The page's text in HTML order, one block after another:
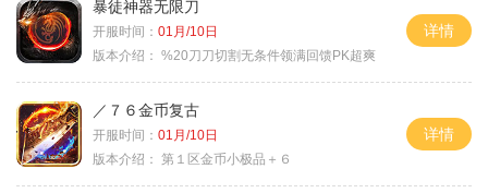
暴徒神器无限刀
开服时间： 01月/10日
版本介绍： %20刀刀切割无条件领满回馈PK超爽
详情
／７６金币复古
开服时间： 01月/10日
版本介绍： 第１区金币小极品＋６
详情